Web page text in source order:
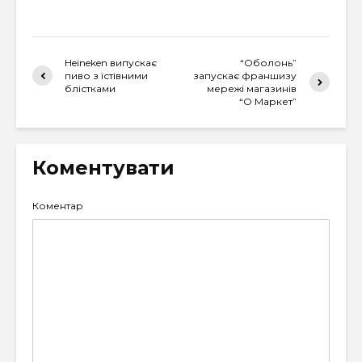
Heineken випускає
пиво з їстівними
блістками
“Оболонь”
запускає франшизу
мережі магазинів
“О Маркет”
Коментувати
Коментар